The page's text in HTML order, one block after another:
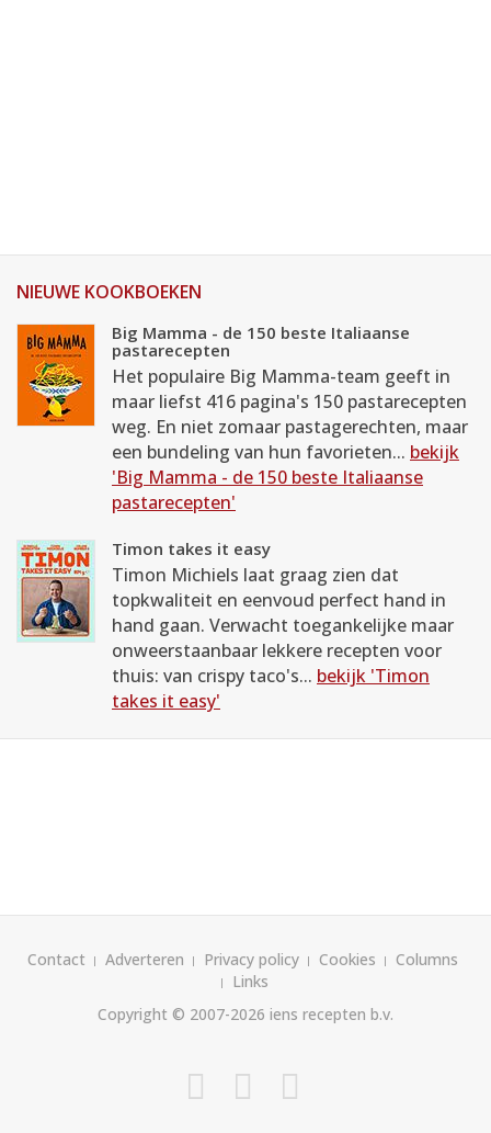
NIEUWE KOOKBOEKEN
Big Mamma - de 150 beste Italiaanse
pastarecepten
Het populaire Big Mamma-team geeft in
maar liefst 416 pagina's 150 pastarecepten
weg. En niet zomaar pastagerechten, maar
een bundeling van hun favorieten... bekijk
'Big Mamma - de 150 beste Italiaanse
pastarecepten'
Timon takes it easy
Timon Michiels laat graag zien dat
topkwaliteit en eenvoud perfect hand in
hand gaan. Verwacht toegankelijke maar
onweerstaanbaar lekkere recepten voor
thuis: van crispy taco's... bekijk 'Timon
takes it easy'
Contact Adverteren Privacy policy Cookies
Columns
Links
Copyright © 2007-2026 iens recepten b.v.